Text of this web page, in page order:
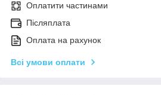
Оплатити частинами
Післяплата
Оплата на рахунок
Всі умови оплати